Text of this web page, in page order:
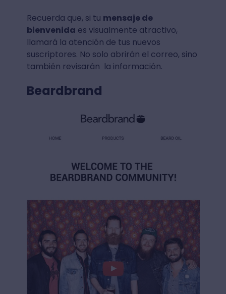
Recuerda que, si tu mensaje de
bienvenida es visualmente atractivo,
llamará la atención de tus nuevos
suscriptores. No solo abrirán el correo, sino
también revisarán la información.
Beardbrand